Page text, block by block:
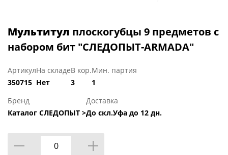
Мультитул плоскогубцы 9 предметов с
набором бит "СЛЕДОПЫТ-ARMADA"
Артикул
350715
На складе
Нет
В кор.
3
Мин. партия
1
Бренд
Каталог СЛЕДОПЫТ >
Доставка
До скл.Уфа до 12 дн.